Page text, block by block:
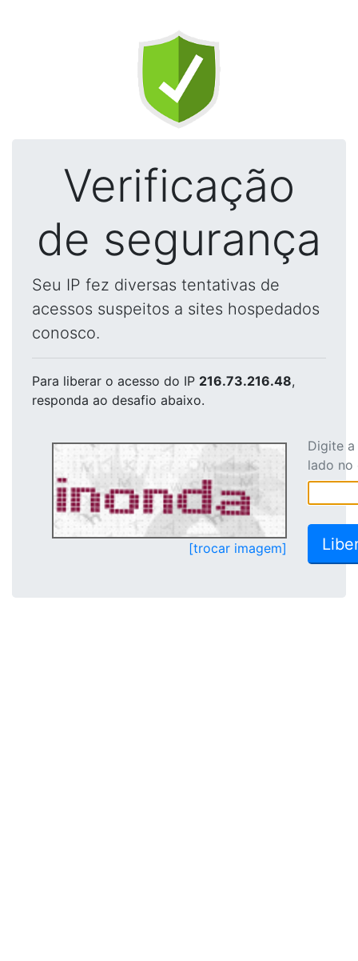
Verificação
de segurança
Seu IP fez diversas tentativas de
acessos suspeitos a sites hospedados
conosco.
Para liberar o acesso do IP 216.73.216.48,
responda ao desafio abaixo.
[trocar imagem]
Digite
lado no